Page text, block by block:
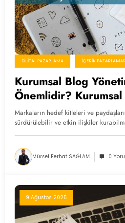
DIJITAL PAZARLAMA İÇERIK
Kurumsal Blog
Önemlidir?
Nasıl Yapılır?
Markaların hedef kitleleri ve
sürdürülebilir ve etkin ilişkiler
Mürsel Ferhat SAĞLAM 0
9 Ağustos 2025